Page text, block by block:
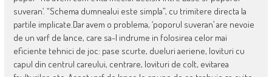
suveran’. “Schema dumnealui este simpla”, cu trimitere directa la
partile implicate.Dar avem o problema, ‘poporul suveran’ are nevoie
de un varf de lance, care sa-l indrume in folosirea celor mai
eficiente tehnici de joc: pase scurte, dueluri aeriene, lovituri cu
capul din centrul careului, centrare, lovituri de colt, evitarea